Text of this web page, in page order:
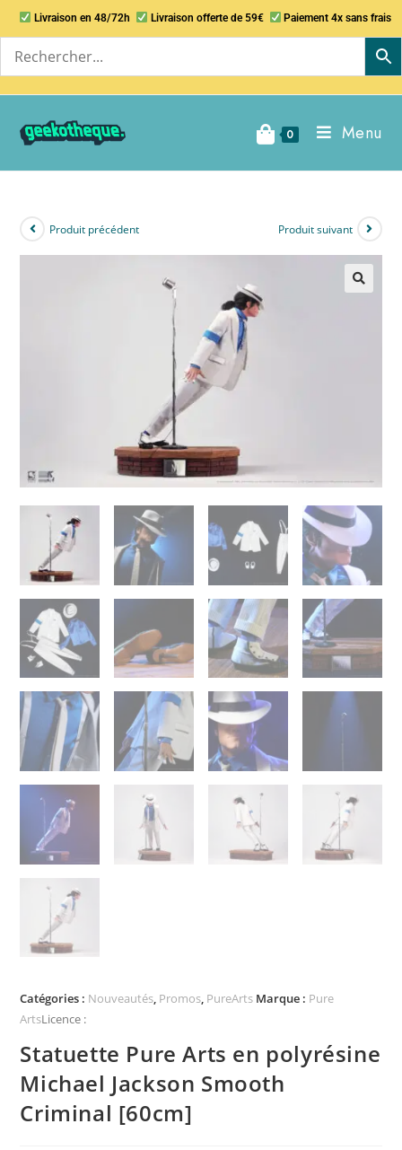
Livraison en 48/72h Livraison offerte de 59€ Paiement 4x sans frais
0 Menu
Produit précédent Produit suivant
Catégories : Nouveautés, Promos, PureArts Marque : Pure
ArtsLicence :
Statuette Pure Arts en polyrésine
Michael Jackson Smooth
Criminal [60cm]